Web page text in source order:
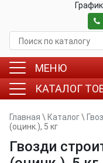
МЕНЮ
КАТАЛОГ
Главная \ Каталог\
(оцинк.), 5 кг
Гвозди